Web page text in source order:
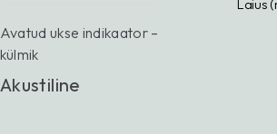
Avatud ukse indikaator –
külmik
Akustiline
Laius